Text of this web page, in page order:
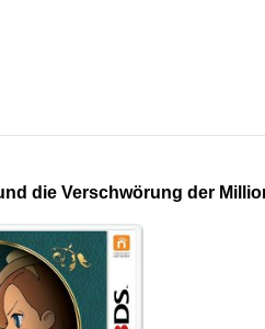
die Verschwörung der